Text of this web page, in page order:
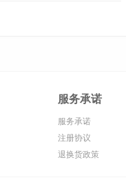
服务承诺
服务承诺
注册协议
退换货政策